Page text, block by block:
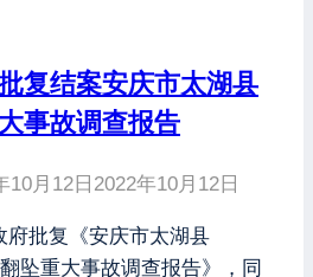
复结案安庆市太湖县
事故调查报告
10月12日 2022年10月12日
府批复《安庆市太湖县
翻坠重大事故调查报告》，同